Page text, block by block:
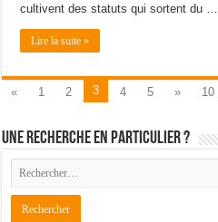
cultivent des statuts qui sortent du …
Lire la suite »
« 1 2 3 4 5 » 10
Une recherche en particulier ?